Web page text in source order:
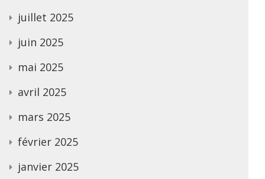
juillet 2025
juin 2025
mai 2025
avril 2025
mars 2025
février 2025
janvier 2025